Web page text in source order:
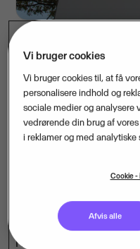
Den nordiske IT- og
opkøbstogt. Især
effektivisering og
væksten. Danske PBJ
dermed styrker sin
Den danske
HR-løsninger til danske
Vi bruger cookies
Vi bruger cookies til, at få
personalisere indhold og
sociale medier og analysere
vedrørende din brug af
i reklamer og med
Cookie -
Afvis alle